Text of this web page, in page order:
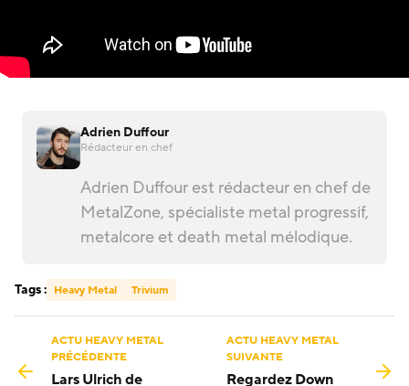
Adrien Duffour
Rédacteur en chef
Adrien Duffour est rédacteur en chef de
MetalZone, spécialiste metal progressif,
metalcore et death metal mélodique.
Tags : Heavy Metal Trivium
ACTU HEAVY METAL
PRÉCÉDENTE
Lars Ulrich de
ACTU HEAVY METAL
SUIVANTE
Regardez Down